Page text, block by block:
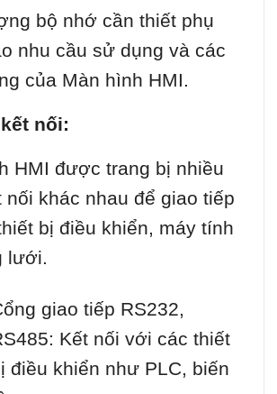
bộ nhớ cần thiết phụ
nhu cầu sử dụng và các
của Màn hình HMI.
nối:
HMI được trang bị nhiều
nối khác nhau để giao tiếp
bị điều khiển, máy tính
lưới.
giao tiếp RS232,
Kết nối với các thiết
điều khiển như PLC, biến